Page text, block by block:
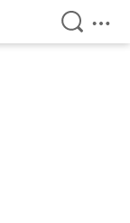
検索を
メ